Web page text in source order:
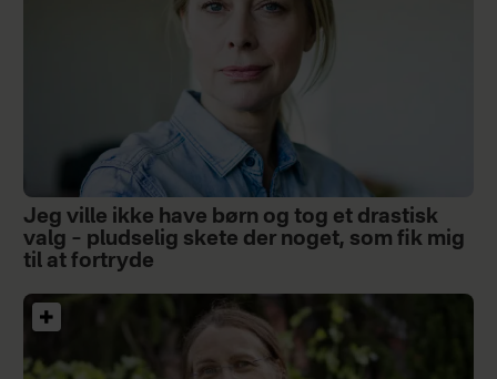
Jeg ville ikke have børn og tog et drastisk
valg – pludselig skete der noget, som fik mig
til at fortryde